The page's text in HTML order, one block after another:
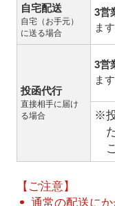
自宅配送
自宅（お手元）
に送る場合
3営
ます
投函代行
直接相手に届け
る場合
3営
ます
※
【ご注意】
通常の配送に